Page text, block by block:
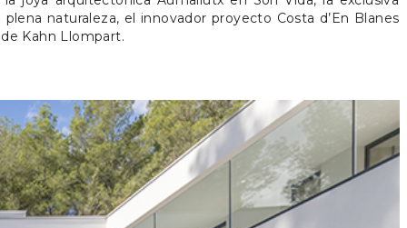
Kahn Llompart.